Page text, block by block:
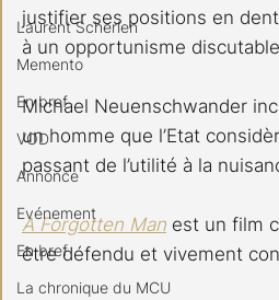
Laurent Scherlen
Memento
En bref
VOD
Annonce
Evénement
En bref
La chronique du MCU
justifier ses positions en
à un opportunisme
Michael Neuenschwander
un homme que l’Etat
passant de l’utilité à la
A Forgotten Man est un film
être défendu et vivement